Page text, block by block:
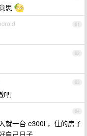
思
61
62
63
吧
64
就一台 e300l ，住的房子
自己日子